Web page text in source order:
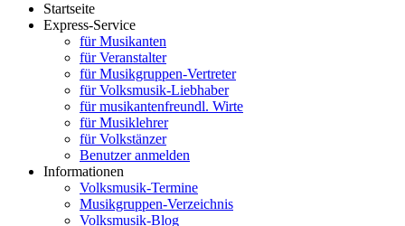
Startseite
Express-Service
für Musikanten
für Veranstalter
für Musikgruppen-Vertreter
für Volksmusik-Liebhaber
für musikantenfreundl. Wirte
für Musiklehrer
für Volkstänzer
Benutzer anmelden
Informationen
Volksmusik-Termine
Musikgruppen-Verzeichnis
Volksmusik-Blog